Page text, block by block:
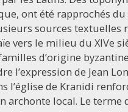
ont été rapprochés
sources textuelles
vers le milieu du XIVe
d’origine
l’expression de Jean
l’église de Kranidi
archonte local. Le terme